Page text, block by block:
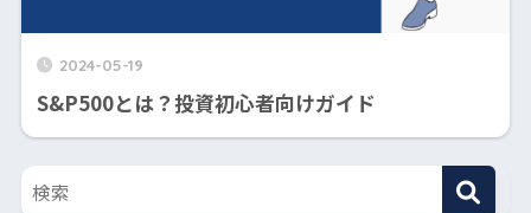
2024-05-19
S&P500とは？投資初心者向けガイド